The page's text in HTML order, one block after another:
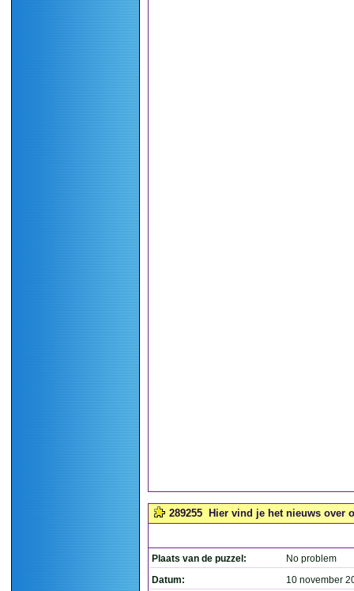
289255 Hier vind je het nieuws over
Plaats van de puzzel:
No problem
Datum:
10 november